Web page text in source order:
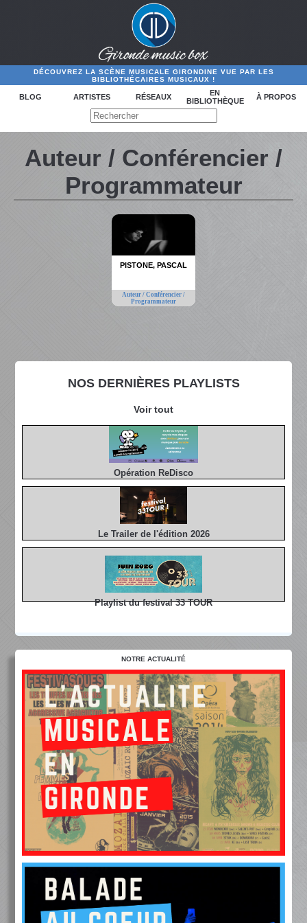
DÉCOUVREZ LA SCÈNE MUSICALE GIRONDINE VUE PAR LES
BIBLIOTHÉCAIRES MUSICAUX !
BLOG ARTISTES RÉSEAUX
EN
BIBLIOTHÈQUE
À PROPOS
NOS DERNIÈRES PLAYLISTS
Voir tout
Opération ReDisco
Le Trailer de l'édition 2026
Playlist du festival 33 TOUR
Auteur / Conférencier /
Programmateur
PISTONE, PASCAL
Auteur / Conférencier /
Programmateur
NOTRE ACTUALITÉ